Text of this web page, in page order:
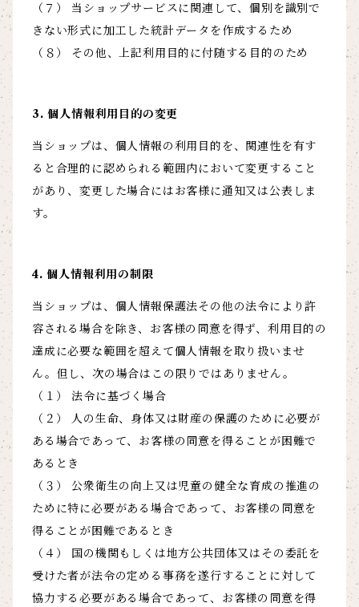
（７） 当ショップサービスに関連して、個別を識別で
きない形式に加工した統計データを作成するため
（８） その他、上記利用目的に付随する目的のため
3. 個人情報利用目的の変更
当ショップは、個人情報の利用目的を、関連性を有す
ると合理的に認められる範囲内において変更すること
があり、変更した場合にはお客様に通知又は公表しま
す。
4. 個人情報利用の制限
当ショップは、個人情報保護法その他の法令により許
容される場合を除き、お客様の同意を得ず、利用目的の
達成に必要な範囲を超えて個人情報を取り扱いませ
ん。但し、次の場合はこの限りではありません。
（１） 法令に基づく場合
（２） 人の生命、身体又は財産の保護のために必要が
ある場合であって、お客様の同意を得ることが困難で
あるとき
（３） 公衆衛生の向上又は児童の健全な育成の推進の
ために特に必要がある場合であって、お客様の同意を
得ることが困難であるとき
（４） 国の機関もしくは地方公共団体又はその委託を
受けた者が法令の定める事務を遂行することに対して
協力する必要がある場合であって、お客様の同意を得